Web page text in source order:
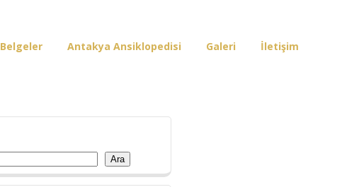
Belgeler Antakya Ansiklopedisi Galeri İletişim
Ara